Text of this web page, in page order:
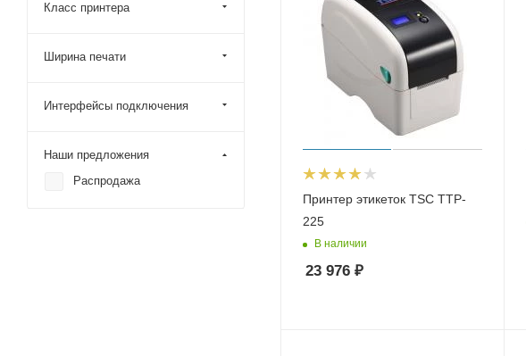
Принтер этикеток TSC TTP-
225
В наличии
23 976 ₽
Класс принтера
Ширина печати
Интерфейсы подключения
Наши предложения
Распродажа